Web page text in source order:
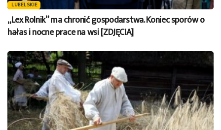
LUBELSKIE
„Lex Rolnik” ma chronić gospodarstwa. Koniec sporów o
hałas i nocne prace na wsi [ZDJĘCIA]